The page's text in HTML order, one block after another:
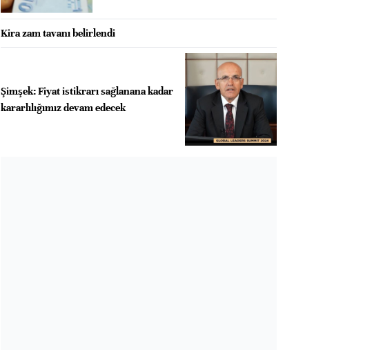
Kira zam tavanı belirlendi
Şimşek: Fiyat istikrarı sağlanana kadar
kararlılığımız devam edecek